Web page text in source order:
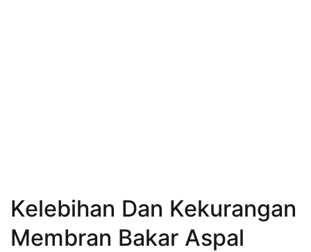
Kelebihan Dan Kekurangan
Membran Bakar Aspal